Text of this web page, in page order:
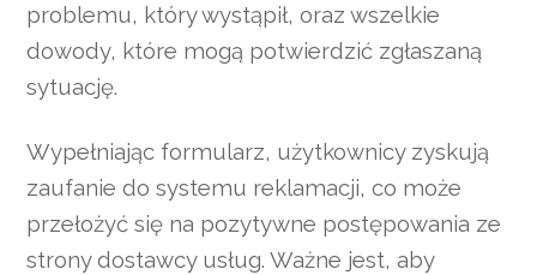
problemu, który wystąpił, oraz wszelkie
dowody, które mogą potwierdzić zgłaszaną
sytuację.
Wypełniając formularz, użytkownicy zyskują
zaufanie do systemu reklamacji, co może
przełożyć się na pozytywne postępowania ze
strony dostawcy usług. Ważne jest, aby